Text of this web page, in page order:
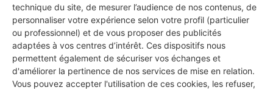
technique du site, de mesurer l’audience de nos contenus, de
personnaliser votre expérience selon votre profil (particulier
ou professionnel) et de vous proposer des publicités
adaptées à vos centres d’intérêt. Ces dispositifs nous
permettent également de sécuriser vos échanges et
d'améliorer la pertinence de nos services de mise en relation.
Vous pouvez accepter l'utilisation de ces cookies, les refuser,
14 ans d'expérience
Voir sa fiche